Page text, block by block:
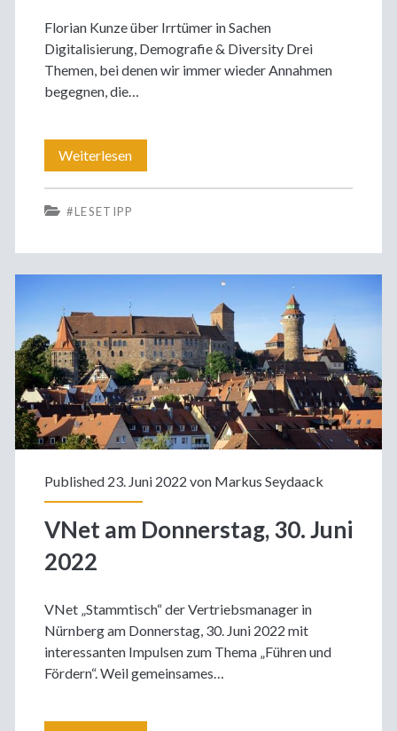
Florian Kunze über Irrtümer in Sachen
Digitalisierung, Demografie & Diversity Drei
Themen, bei denen wir immer wieder Annahmen
begegnen, die…
WeiterlesenHörtipp
der
#LESETIPP
Published 23. Juni 2022 von Markus Seydaack
VNet am Donnerstag, 30. Juni
2022
VNet „Stammtisch“ der Vertriebsmanager in
Nürnberg am Donnerstag, 30. Juni 2022 mit
interessanten Impulsen zum Thema „Führen und
Fördern“. Weil gemeinsames…